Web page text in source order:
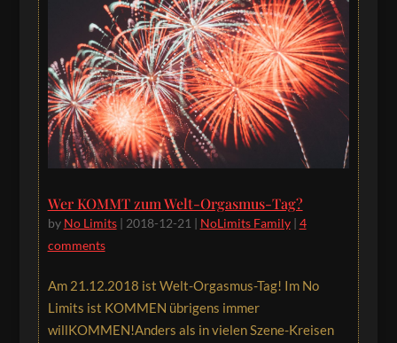
Wer KOMMT zum Welt-Orgasmus-Tag?
by No Limits| 2018-12-21 | NoLimits Family| 4
comments
Am 21.12.2018 ist Welt-Orgasmus-Tag! Im No
Limits ist KOMMEN übrigens immer
willKOMMEN!Anders als in vielen Szene-Kreisen